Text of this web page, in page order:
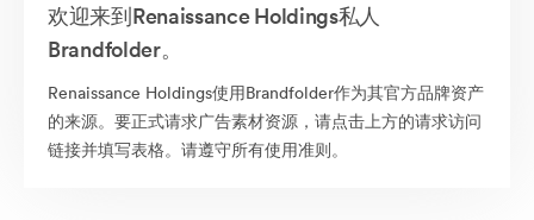
欢迎来到Renaissance Holdings私人
Brandfolder。
Renaissance Holdings使用Brandfolder作为其官方品牌资产
的来源。要正式请求广告素材资源，请点击上方的请求访问
链接并填写表格。请遵守所有使用准则。